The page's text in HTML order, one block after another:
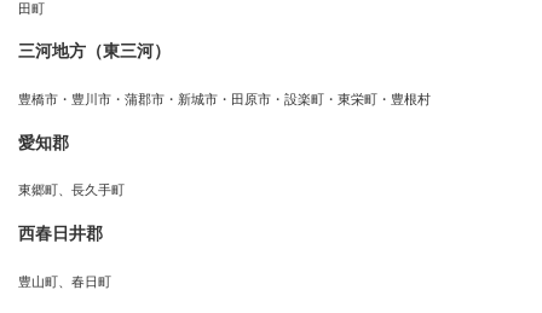
田町
三河地方（東三河）
豊橋市・豊川市・蒲郡市・新城市・田原市・設楽町・東栄町・豊根村
愛知郡
東郷町、長久手町
西春日井郡
豊山町、春日町